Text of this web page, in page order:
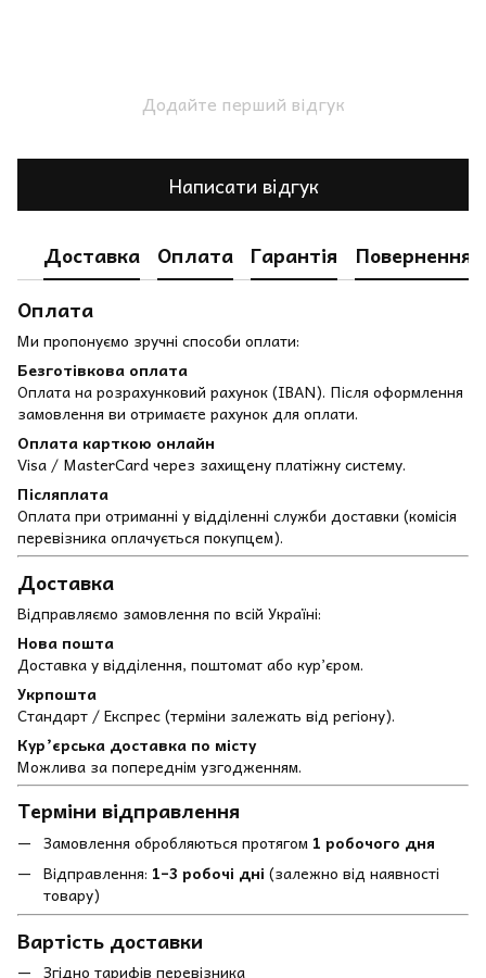
Додайте перший відгук
Написати відгук
Доставка Оплата Гарантія
Повернення
Оплата
Ми пропонуємо зручні способи оплати:
Безготівкова оплата
Оплата на розрахунковий рахунок (IBAN). Після оформлення
замовлення ви отримаєте рахунок для оплати.
Оплата карткою онлайн
Visa / MasterCard через захищену платіжну систему.
Післяплата
Оплата при отриманні у відділенні служби доставки (комісія
перевізника оплачується покупцем).
Доставка
Відправляємо замовлення по всій Україні:
Нова пошта
Доставка у відділення, поштомат або кур’єром.
Укрпошта
Стандарт / Експрес (терміни залежать від регіону).
Кур’єрська доставка по місту
Можлива за попереднім узгодженням.
Терміни відправлення
Замовлення обробляються протягом 1 робочого дня
Відправлення: 1–3 робочі дні (залежно від наявності
товару)
Вартість доставки
Згідно тарифів перевізника